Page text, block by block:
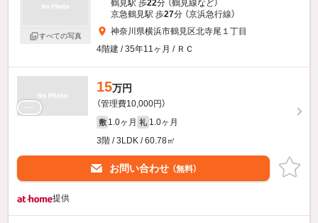
すべての写真
鶴見駅 歩22分 （鶴見線など）
京急鶴見駅 歩27分 （京浜急行線）
神奈川県横浜市鶴見区北寺尾１丁目
4階建 / 35年11ヶ月 / ＲＣ
15万円
（管理費10,000円）
敷 1.0ヶ月 礼 1.0ヶ月
3階 / 3LDK / 60.78㎡
お問い合わせ （無料）
提供